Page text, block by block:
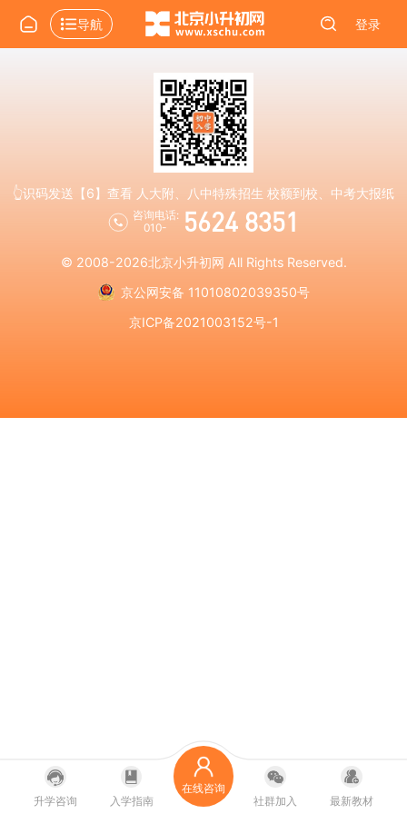
导航 登录
👆识码发送【6】查看 人大附、八中特殊招生 校额到校、中考大报纸
咨询电话:
010-
5624 8351
© 2008-2026北京小升初网 All Rights Reserved.
京公网安备 11010802039350号
京ICP备2021003152号-1
升学咨询 入学指南
在线咨询
社群加入
最新教材